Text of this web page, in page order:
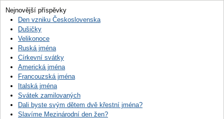
Nejnovější příspěvky
Den vzniku Československa
Dušičky
Velikonoce
Ruská jména
Církevní svátky
Americká jména
Francouzská jména
Italská jména
Svátek zamilovaných
Dali byste svým dětem dvě křestní jména?
Slavíme Mezinárodní den žen?